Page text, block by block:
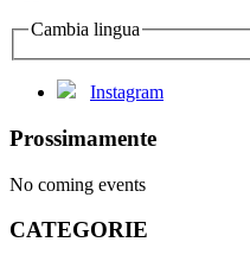
Cambia lingua
Instagram
Prossimamente
No coming events
CATEGORIE